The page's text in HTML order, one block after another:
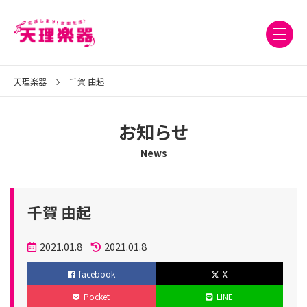
天理楽器 千賀 由起
お知らせ
News
千賀 由起
投
稿
日
2021.01.8
更
新
2021.01.8
facebook
X
Pocket
LINE